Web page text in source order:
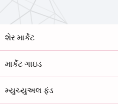
શેર માર્કેટ
માર્કેટ ગાઇડ
મ્યુચ્યુઅલ ફંડ